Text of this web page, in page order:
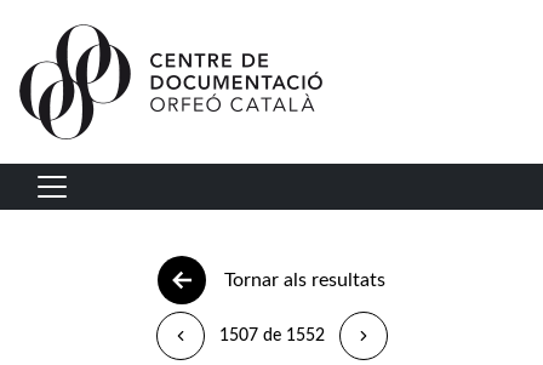
Vés al contingut
Navegació principal
Tornar als resultats
1507 de 1552